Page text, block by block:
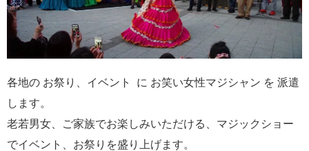
各地の お祭り、イベント に お笑い女性マジシャン を 派遣
します。
老若男女、ご家族でお楽しみいただける、マジックショー
でイベント、お祭りを盛り上げます。